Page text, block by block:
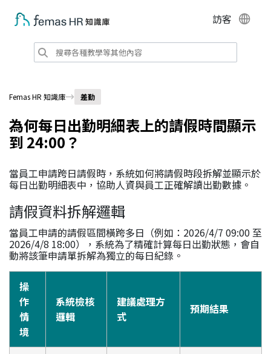
訪客
Femas HR 知識庫 差勤
為何每日出勤明細表上的請假時間顯示
到 24:00？
當員工申請跨日請假時，系統如何將請假時段拆解並顯示於
每日出勤明細表中，協助人資與員工正確解讀出勤數據。
請假資料拆解邏輯
當員工申請的請假區間橫跨多日（例如：2026/4/7 09:00 至
2026/4/8 18:00），系統為了精確計算每日出勤狀態，會自
動將該筆申請單拆解為獨立的每日紀錄。
操
作
情
境
系統檢核
邏輯
建議處理方
式
預期結果